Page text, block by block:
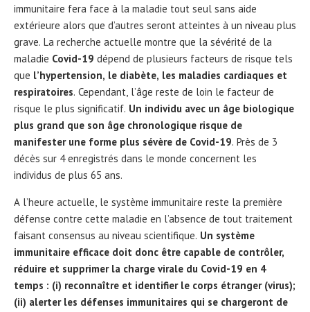
immunitaire fera face à la maladie tout seul sans aide
extérieure alors que d’autres seront atteintes à un niveau plus
grave. La recherche actuelle montre que la sévérité de la
maladie Covid-19 dépend de plusieurs facteurs de risque tels
que l’hypertension, le diabète, les maladies cardiaques et
respiratoires. Cependant, l’âge reste de loin le facteur de
risque le plus significatif. Un individu avec un âge biologique
plus grand que son âge chronologique risque de
manifester une forme plus sévère de Covid-19. Près de 3
décès sur 4 enregistrés dans le monde concernent les
individus de plus 65 ans.
A l’heure actuelle, le système immunitaire reste la première
défense contre cette maladie en l’absence de tout traitement
faisant consensus au niveau scientifique. Un système
immunitaire efficace doit donc être capable de contrôler,
réduire et supprimer la charge virale du Covid-19 en 4
temps : (i) reconnaître et identifier le corps étranger (virus);
(ii) alerter les défenses immunitaires qui se chargeront de